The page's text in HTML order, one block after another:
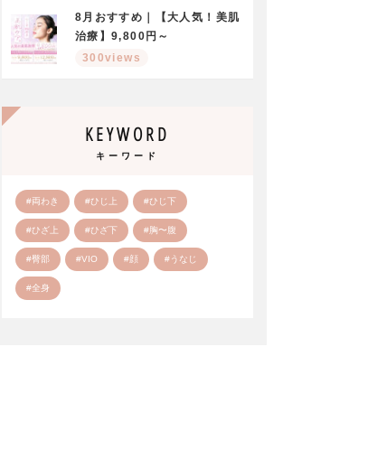
8月おすすめ｜【大人気！美肌
治療】9,800円～
300views
KEYWORD
キーワード
#両わき #ひじ上 #ひじ下
#ひざ上 #ひざ下 #胸〜腹
#臀部 #VIO #顔 #うなじ
#全身